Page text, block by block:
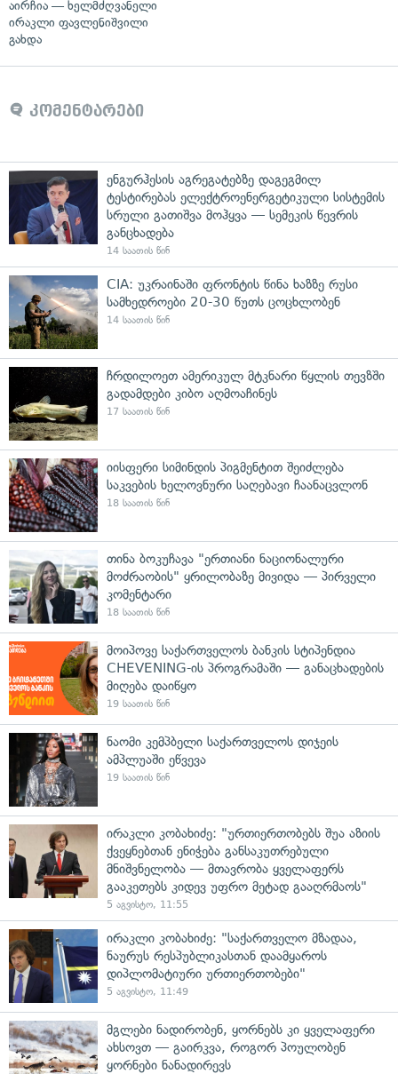
აირჩია — ხელმძღვანელი
ირაკლი ფავლენიშვილი
გახდა
კომენტარები
ენგურჰესის აგრეგატებზე დაგეგმილ
ტესტირებას ელექტროენერგეტიკული სისტემის
სრული გათიშვა მოჰყვა — სემეკის წევრის
განცხადება
14 საათის წინ
CIA: უკრაინაში ფრონტის წინა ხაზზე რუსი
სამხედროები 20-30 წუთს ცოცხლობენ
14 საათის წინ
ჩრდილოეთ ამერიკულ მტკნარი წყლის თევზში
გადამდები კიბო აღმოაჩინეს
17 საათის წინ
იისფერი სიმინდის პიგმენტით შეიძლება
საკვების ხელოვნური საღებავი ჩაანაცვლონ
18 საათის წინ
თინა ბოკუჩავა "ერთიანი ნაციონალური
მოძრაობის" ყრილობაზე მივიდა — პირველი
კომენტარი
18 საათის წინ
მოიპოვე საქართველოს ბანკის სტიპენდია
CHEVENING-ის პროგრამაში — განაცხადების
მიღება დაიწყო
19 საათის წინ
ნაომი კემპბელი საქართველოს დიჯეის
ამპლუაში ეწვევა
19 საათის წინ
ირაკლი კობახიძე: "ურთიერთობებს შუა აზიის
ქვეყნებთან ენიჭება განსაკუთრებული
მნიშვნელობა — მთავრობა ყველაფერს
გააკეთებს კიდევ უფრო მეტად გააღრმაოს"
5 აგვისტო, 11:55
ირაკლი კობახიძე: "საქართველო მზადაა,
ნაურუს რესპუბლიკასთან დაამყაროს
დიპლომატიური ურთიერთობები"
5 აგვისტო, 11:49
მგლები ნადირობენ, ყორნებს კი ყველაფერი
ახსოვთ — გაირკვა, როგორ პოულობენ
ყორნები ნანადირევს